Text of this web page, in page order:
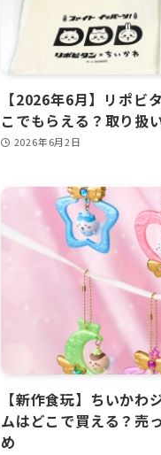
【2026年6月】リポ
こでもらえる？取り扱
2026年6月2日
【新作食玩】ちいかわ
ムはどこで買える？売
め